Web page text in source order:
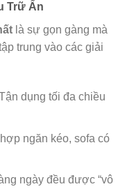
Trữ Ẩn
là sự gọn gàng mà
trung vào các giải
dụng tối đa chiều
ngăn kéo, sofa có
ngày đều được “vô